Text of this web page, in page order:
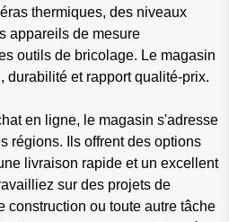
thermiques, des niveaux
appareils de mesure
outils de bricolage. Le magasin
durabilité et rapport qualité-prix.
en ligne, le magasin s'adresse
régions. Ils offrent des options
livraison rapide et un excellent
sur des projets de
construction ou toute autre tâche